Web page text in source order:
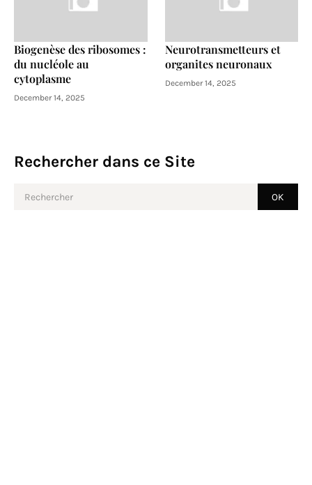
Biogenèse des ribosomes :
du nucléole au
cytoplasme
December 14, 2025
Neurotransmetteurs et
organites neuronaux
December 14, 2025
Rechercher dans ce Site